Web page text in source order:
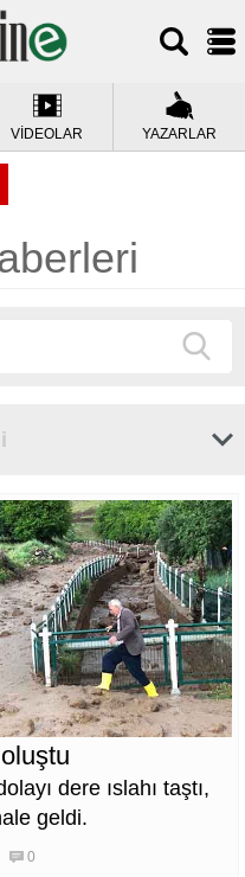
VİDEOLAR YAZARLAR
dere ıslahı taştı,
geldi.
0